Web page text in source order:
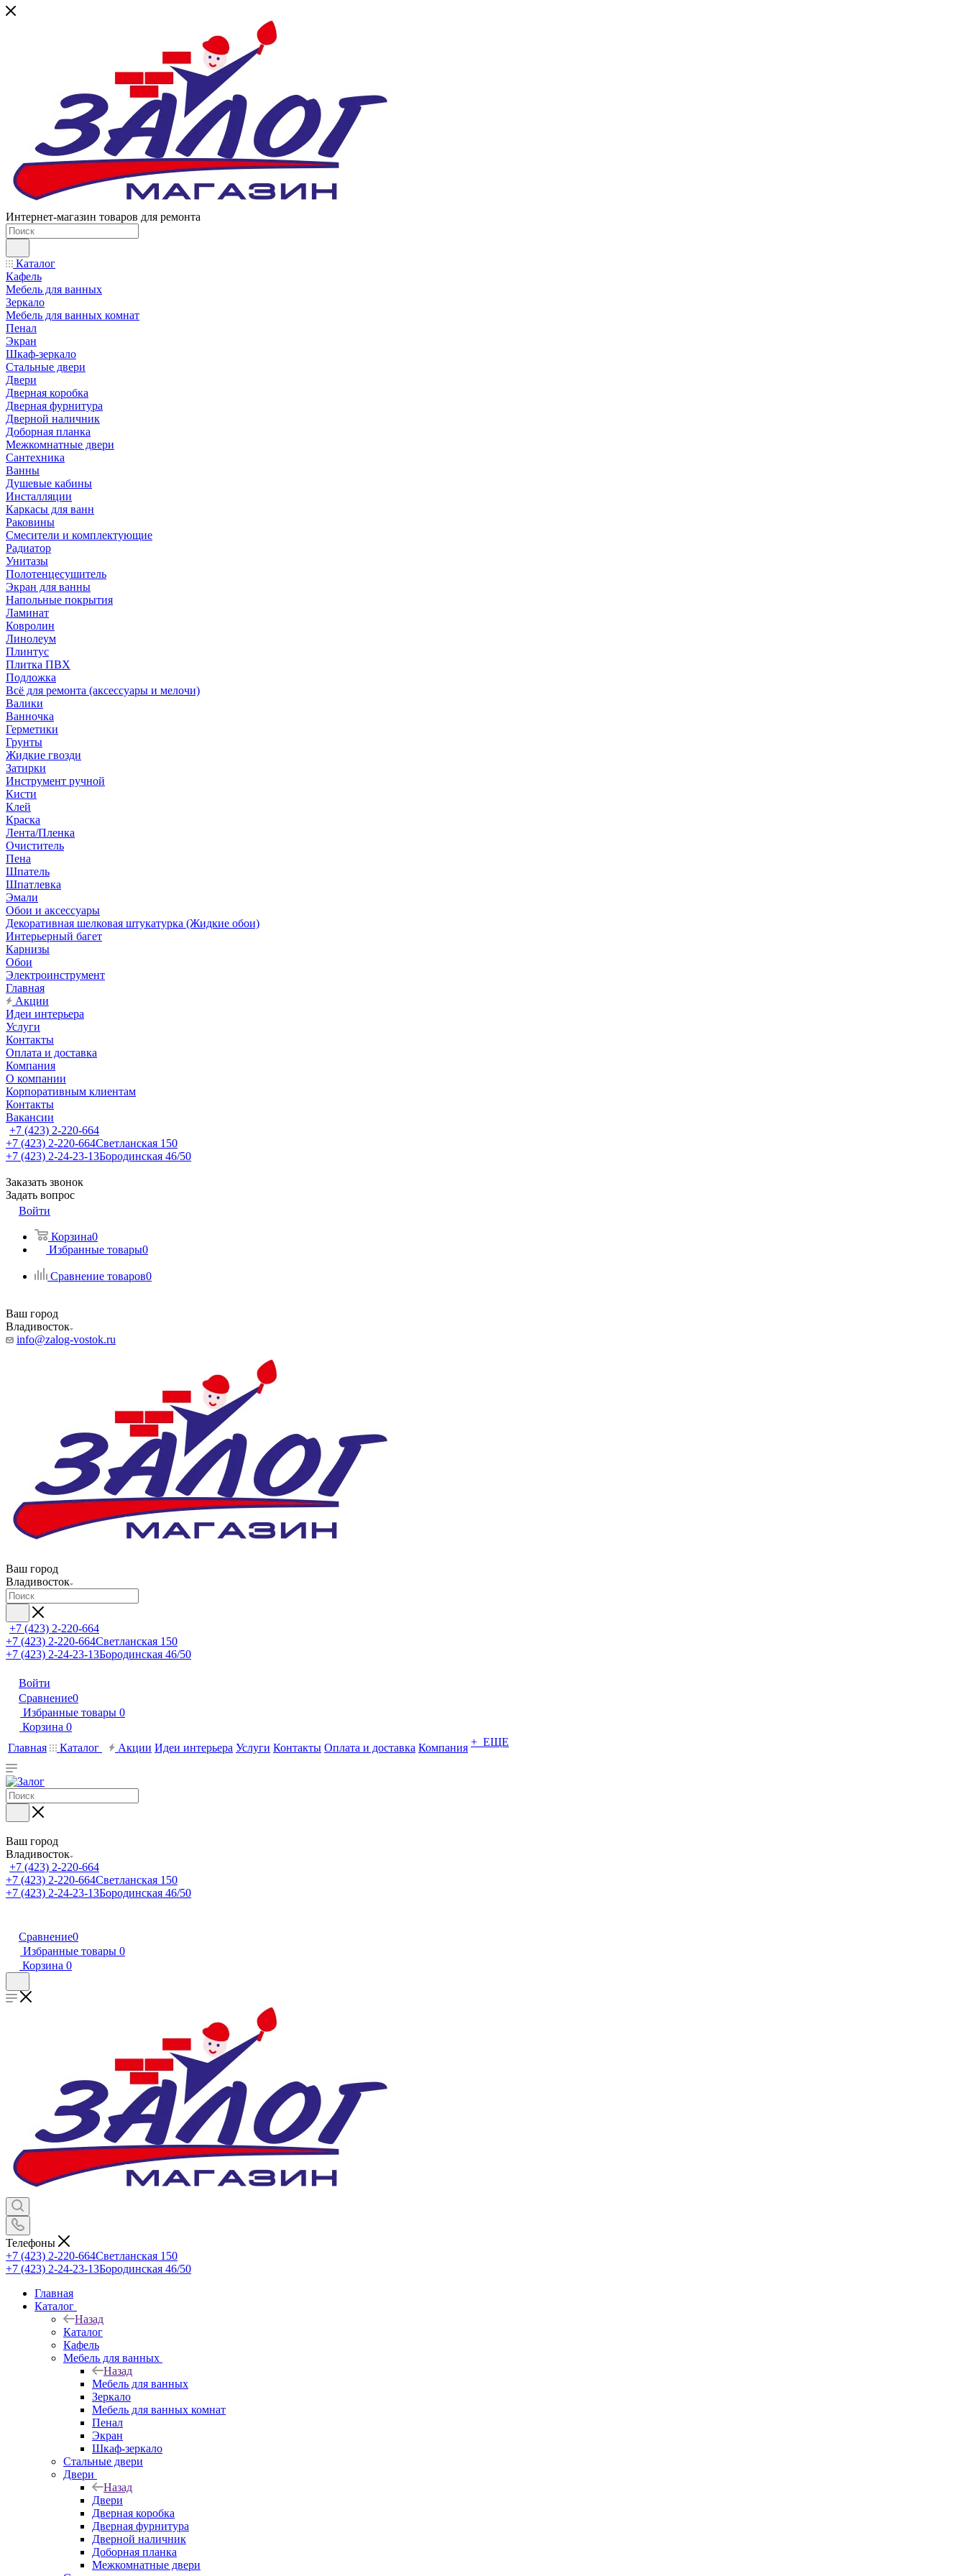
Интернет-магазин товаров для ремонта
Каталог
Кафель
Мебель для ванных
Зеркало
Мебель для ванных комнат
Пенал
Экран
Шкаф-зеркало
Стальные двери
Двери
Дверная коробка
Дверная фурнитура
Дверной наличник
Доборная планка
Межкомнатные двери
Сантехника
Ванны
Душевые кабины
Инсталляции
Каркасы для ванн
Раковины
Смесители и комплектующие
Радиатор
Унитазы
Полотенцесушитель
Экран для ванны
Напольные покрытия
Ламинат
Ковролин
Линолеум
Плинтус
Плитка ПВХ
Подложка
Всё для ремонта (аксессуары и мелочи)
Валики
Ванночка
Герметики
Грунты
Жидкие гвозди
Затирки
Инструмент ручной
Кисти
Клей
Краска
Лента/Пленка
Очиститель
Пена
Шпатель
Шпатлевка
Эмали
Обои и аксессуары
Декоративная шелковая штукатурка (Жидкие обои)
Интерьерный багет
Карнизы
Обои
Электроинструмент
Главная
Акции
Идеи интерьера
Услуги
Контакты
Оплата и доставка
Компания
О компании
Корпоративным клиентам
Контакты
Вакансии
+7 (423) 2-220-664
+7 (423) 2-220-664Светланская 150
+7 (423) 2-24-23-13Бородинская 46/50
Заказать звонок
Задать вопрос
Войти
Корзина0
Избранные товары0
Сравнение товаров0
Ваш город
Владивосток
info@zalog-vostok.ru
Ваш город
Владивосток
+7 (423) 2-220-664
+7 (423) 2-220-664Светланская 150
+7 (423) 2-24-23-13Бородинская 46/50
Войти
Сравнение0
Избранные товары 0
Корзина 0
Главная
Каталог Акции Идеи интерьера Услуги Контакты Оплата и доставка Компания + ЕЩЕ
Ваш город
Владивосток
+7 (423) 2-220-664
+7 (423) 2-220-664Светланская 150
+7 (423) 2-24-23-13Бородинская 46/50
Сравнение0
Избранные товары 0
Корзина 0
Телефоны
+7 (423) 2-220-664Светланская 150
+7 (423) 2-24-23-13Бородинская 46/50
Главная
Каталог
Назад
Каталог
Кафель
Мебель для ванных
Назад
Мебель для ванных
Зеркало
Мебель для ванных комнат
Пенал
Экран
Шкаф-зеркало
Стальные двери
Двери
Назад
Двери
Дверная коробка
Дверная фурнитура
Дверной наличник
Доборная планка
Межкомнатные двери